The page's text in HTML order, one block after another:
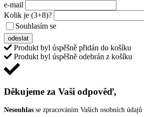
e-mail
Kolik je (3+8)?
Souhlasím se
odeslat
Produkt byl úspěšně přidán do košíku
Produkt byl úspěšně odebrán z košíku
Děkujeme za Vaši odpověď,
Nesouhlas se zpracováním Vašich osobních údajů